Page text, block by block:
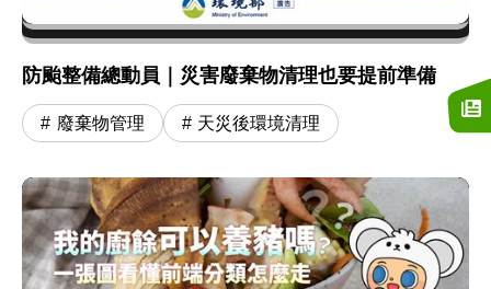
防颱整備總動員｜災害廢棄物清理也要提前準備
廢棄物管理 天災後環境清理